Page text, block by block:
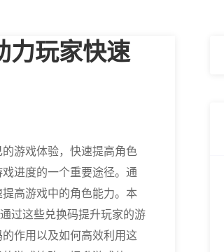
力玩家快速
游戏体验，快速提高角色
进度的一个重要途径。通
高游戏中的角色能力。本
过这些兑换码提升玩家的游
作用以及如何高效利用这